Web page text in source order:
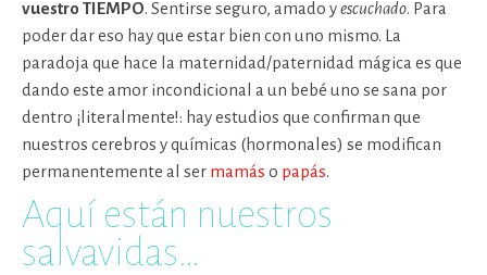
vuestro TIEMPO. Sentirse seguro, amado yescuchado. Para
poder dar eso hay que estar bien con uno mismo. La
paradoja que hace la maternidad/paternidad mágica es que
dando este amor incondicional a un bebé uno se sana por
dentro ¡literalmente!: hay estudios que confirman que
nuestros cerebros y químicas (hormonales) se modifican
permanentemente al ser mamás o papás.
Aquí están nuestros
salvavidas…